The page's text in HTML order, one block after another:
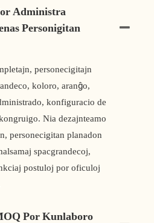
Administra
Personigitan
personecigitajn
koloro, aranĝo,
konfiguracio de
Nia dezajnteamo
personecigitan planadon
spacgrandecoj,
postuloj por oficuloj
Por Kunlaboro